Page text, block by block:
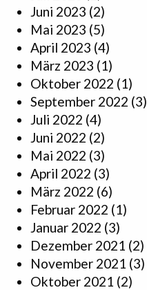
Juni 2023 (2)
Mai 2023 (5)
April 2023 (4)
März 2023 (1)
Oktober 2022 (1)
September 2022 (3)
Juli 2022 (4)
Juni 2022 (2)
Mai 2022 (3)
April 2022 (3)
März 2022 (6)
Februar 2022 (1)
Januar 2022 (3)
Dezember 2021 (2)
November 2021 (3)
Oktober 2021 (2)